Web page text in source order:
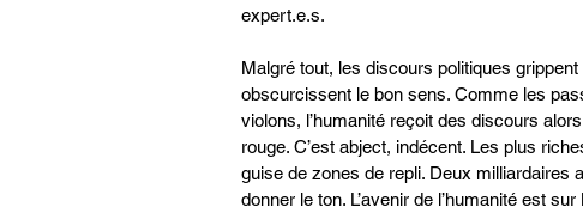
expert.e.s.
Malgré tout, les discours politiques
obscurcissent le bon sens. Comme les
violons, l’humanité reçoit des discours
rouge. C’est abject, indécent. Les plus
guise de zones de repli. Deux milliardaires
donner le ton. L’avenir de l’humanité est